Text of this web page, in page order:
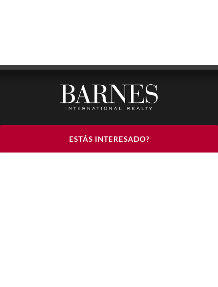
ESTÁS INTERESADO?
BARNES LUXURY RENTALS - HEAD OFFICE